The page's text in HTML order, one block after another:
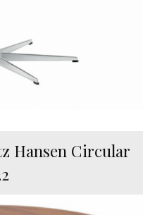
Hansen Circular